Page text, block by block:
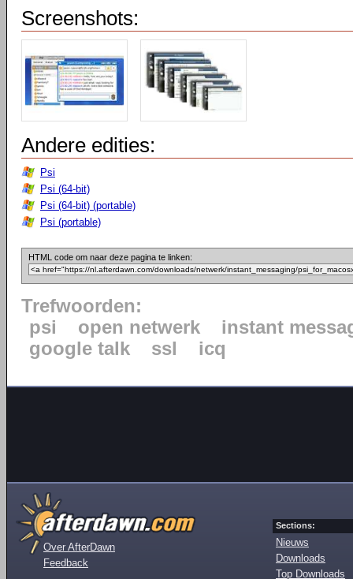
Screenshots:
Andere edities:
Psi
Psi (64-bit)
Psi (64-bit) (portable)
Psi (portable)
HTML code om naar deze pagina te linken:
Trefwoorden:
psi
open netwerk
instant
google talk
ssl icq
Over AfterDawn
Feedback
Sections:
Nieuws
Downloads
Top Downloads